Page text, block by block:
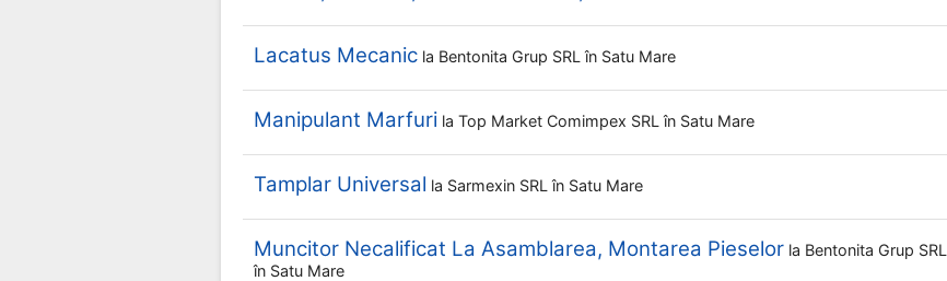
Lacatus Mecanic la Bentonita Grup SRL în Satu Mare
Manipulant Marfuri la Top Market Comimpex SRL în Satu Mare
Tamplar Universal la Sarmexin SRL în Satu Mare
Muncitor Necalificat La Asamblarea, Montarea Pieselor la Bentonita Grup SRL
în Satu Mare